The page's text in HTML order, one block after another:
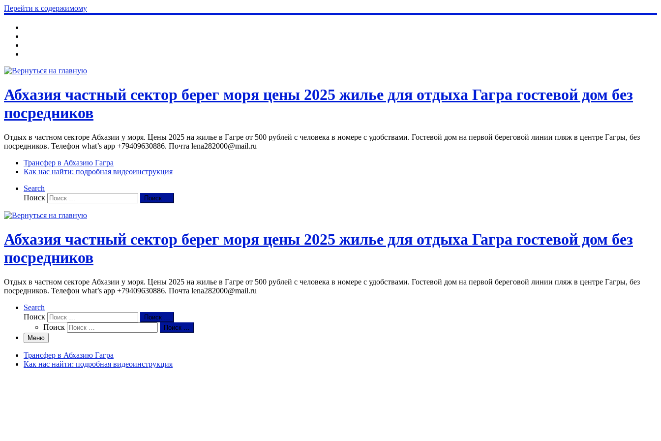
Перейти к содержимому
Абхазия частный сектор берег моря цены 2025 жилье для отдыха Гагра гостевой дом без
посредников
Отдых в частном секторе Абхазии у моря. Цены 2025 на жилье в Гагре от 500 рублей с человека в номере с удобствами. Гостевой дом на первой береговой линии пляж в центре Гагры, без
посредников. Телефон what’s app +79409630886. Почта lena282000@mail.ru
Трансфер в Абхазию Гагра
Как нас найти: подробная видеоинструкция
Search
Поиск
Поиск …
Абхазия частный сектор берег моря цены 2025 жилье для отдыха Гагра гостевой дом без
посредников
Отдых в частном секторе Абхазии у моря. Цены 2025 на жилье в Гагре от 500 рублей с человека в номере с удобствами. Гостевой дом на первой береговой линии пляж в центре Гагры, без
посредников. Телефон what’s app +79409630886. Почта lena282000@mail.ru
Search
Поиск
Поиск …
Поиск
Поиск …
Меню
Трансфер в Абхазию Гагра
Как нас найти: подробная видеоинструкция